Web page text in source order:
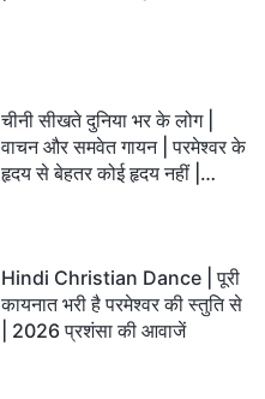
चीनी सीखते दुनिया भर के लोग |
वाचन और समवेत गायन | परमेश्वर के
हृदय से बेहतर कोई हृदय नहीं |
Hindi Christian Dance | पूरी
कायनात भरी है परमेश्वर की स्तुति से
| 2026 प्रशंसा की आवाजें